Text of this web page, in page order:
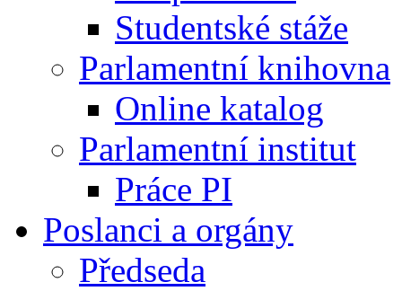
Studentské stáže
Parlamentní knihovna
Online katalog
Parlamentní institut
Práce PI
Poslanci a orgány
Předseda